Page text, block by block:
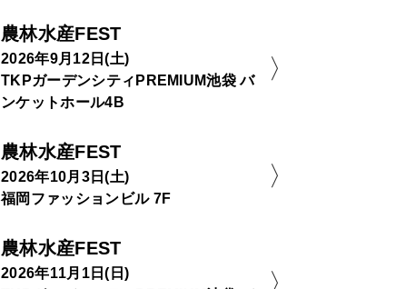
農林水産FEST
2026年9月12日(土)
TKPガーデンシティPREMIUM池袋 バ
ンケットホール4B
農林水産FEST
2026年10月3日(土)
福岡ファッションビル 7F
農林水産FEST
2026年11月1日(日)